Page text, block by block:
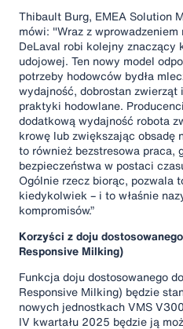
Thibault Burg, EMEA Solution
mówi: "Wraz z
DeLaval robi kolejny znaczący
udojowej. Ten nowy model
potrzeby hodowców bydła
wydajność, dobrostan
praktyki hodowlane.
dodatkową wydajność robota
krowę lub zwiększając obsadę
to również bezstresowa praca,
bezpieczeństwa w postaci
Ogólnie rzecz biorąc, pozwala
kiedykolwiek – i to właśnie
kompromisów.”
Korzyści z doju
Responsive Milking)
Funkcja doju dostosowanego
Responsive Milking) będzie
nowych jednostkach VMS
IV kwartału 2025 będzie ją